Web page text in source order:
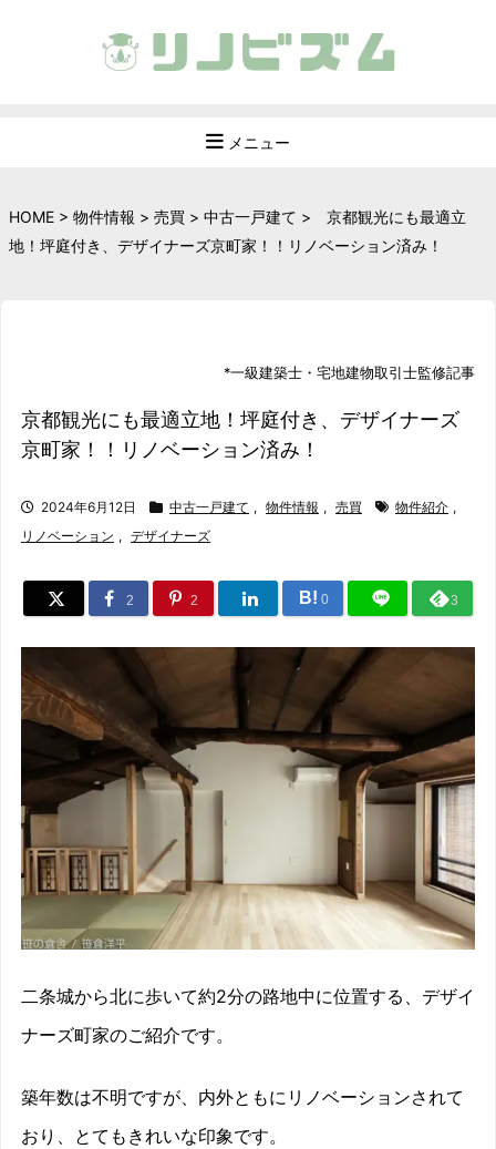
メニュー
HOME > 物件情報 > 売買 > 中古一戸建て >
京都観光にも最適立
地！坪庭付き、デザイナーズ京町家！！リノベーション済み！
*一級建築士 ・ 宅地建物取引士監修記事
京都観光にも最適立地！坪庭付き、デザイナーズ
京町家！！リノベーション済み！
2024年6月12日 中古一戸建て , 物件情報 , 売買 物件紹介 ,
リノベーション , デザイナーズ
2 2 B! 0 3
二条城から北に歩いて約2分の路地中に位置する、デザイ
ナーズ町家のご紹介です。
築年数は不明ですが、内外ともにリノベーションされて
おり、とてもきれいな印象です。